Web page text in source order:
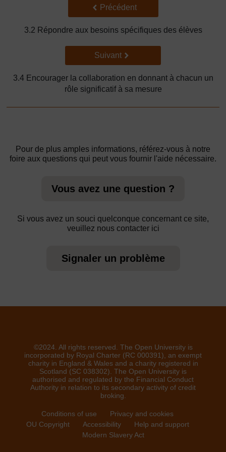
Précédent
Précédent
3.2 Répondre aux besoins spécifiques des élèves
Suivant
Suivant
3.4 Encourager la collaboration en donnant à chacun un
rôle significatif à sa mesure
Pour de plus amples informations, référez-vous à notre
foire aux questions qui peut vous fournir l'aide nécessaire.
Vous avez une question ?
Si vous avez un souci quelconque concernant ce site,
veuillez nous contacter ici
Signaler un problème
©2024. All rights reserved. The Open University is
incorporated by Royal Charter (RC 000391), an exempt
charity in England & Wales and a charity registered in
Scotland (SC 038302). The Open University is
authorised and regulated by the Financial Conduct
Authority in relation to its secondary activity of credit
broking.
Conditions of use
Privacy and cookies
OU Copyright
Accessibility
Help and support
Modern Slavery Act